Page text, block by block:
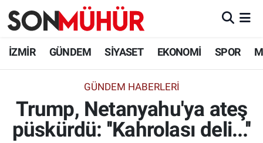
İZMİR GÜNDEM SİYASET EKONOMİ SPOR
GÜNDEM HABERLERI
Trump, Netanyahu'ya ateş
püskürdü: ''Kahrolası deli...''
İzmir Nöbetçi Eczaneler
İzmir Namaz Vakitleri
İzmir Trafik Yoğunluk Haritası